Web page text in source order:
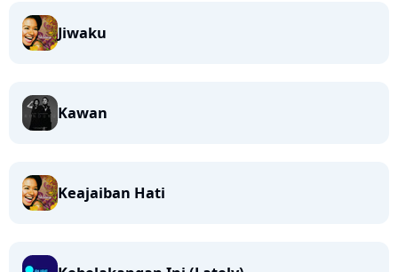
Jiwaku
Kawan
Keajaiban Hati